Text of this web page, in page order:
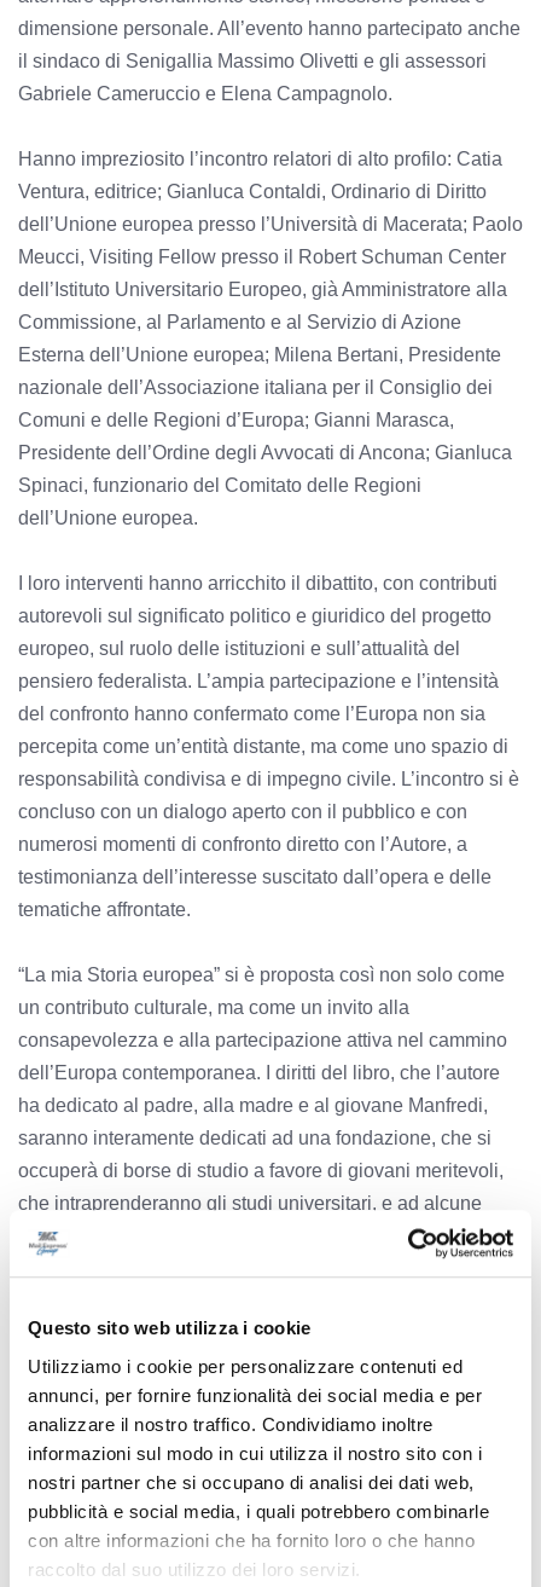
Questo sito web utilizza i cookie
Utilizziamo i cookie per personalizzare contenuti ed
annunci, per fornire funzionalità dei social media e per
analizzare il nostro traffico. Condividiamo inoltre
informazioni sul modo in cui utilizza il nostro sito con i
nostri partner che si occupano di analisi dei dati web,
pubblicità e social media, i quali potrebbero combinarle
con altre informazioni che ha fornito loro o che hanno
raccolto dal suo utilizzo dei loro servizi.
dimensione personale. All’evento hanno partecipato anche
il sindaco di Senigallia Massimo Olivetti e gli assessori
Gabriele Cameruccio e Elena Campagnolo.
Hanno impreziosito l’incontro relatori di alto profilo: Catia
Ventura, editrice; Gianluca Contaldi, Ordinario di Diritto
dell’Unione europea presso l’Università di Macerata; Paolo
Meucci, Visiting Fellow presso il Robert Schuman Center
dell’Istituto Universitario Europeo, già Amministratore alla
Commissione, al Parlamento e al Servizio di Azione
Esterna dell’Unione europea; Milena Bertani, Presidente
nazionale dell’Associazione italiana per il Consiglio dei
Comuni e delle Regioni d’Europa; Gianni Marasca,
Presidente dell’Ordine degli Avvocati di Ancona; Gianluca
Spinaci, funzionario del Comitato delle Regioni
dell’Unione europea.
I loro interventi hanno arricchito il dibattito, con contributi
autorevoli sul significato politico e giuridico del progetto
europeo, sul ruolo delle istituzioni e sull’attualità del
pensiero federalista. L’ampia partecipazione e l’intensità
del confronto hanno confermato come l’Europa non sia
percepita come un’entità distante, ma come uno spazio di
responsabilità condivisa e di impegno civile. L’incontro si è
concluso con un dialogo aperto con il pubblico e con
numerosi momenti di confronto diretto con l’Autore, a
testimonianza dell’interesse suscitato dall’opera e delle
tematiche affrontate.
“La mia Storia europea” si è proposta così non solo come
un contributo culturale, ma come un invito alla
consapevolezza e alla partecipazione attiva nel cammino
dell’Europa contemporanea. I diritti del libro, che l’autore
ha dedicato al padre, alla madre e al giovane Manfredi,
saranno interamente dedicati ad una fondazione, che si
occuperà di borse di studio a favore di giovani meritevoli,
che intraprenderanno gli studi universitari, e ad alcune
associazioni, che si occupano di affiancare le famiglie e
Le prossime tappe della presentazione del libro di
Massimo Bello saranno il 4 marzo alla sala stampa della
Camera dei Deputati a Roma, il 6 marzo alla Libreria Il
Minotauro a Verona, il 13 e il 19 marzo a Macerata alla
Libreria Feltrinelli e alla Biblioteca comunale, il 21 marzo a
Sirolo, il 28 marzo ad Ascoli Piceno.
TAG: